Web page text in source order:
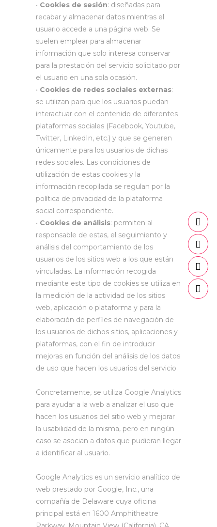
• Cookies de sesión: diseñadas para
recabar y almacenar datos mientras el
usuario accede a una página web. Se
suelen emplear para almacenar
información que solo interesa conservar
para la prestación del servicio solicitado por
el usuario en una sola ocasión.
• Cookies de redes sociales externas:
se utilizan para que los usuarios puedan
interactuar con el contenido de diferentes
plataformas sociales (Facebook, Youtube,
Twitter, LinkedIn, etc.) y que se generen
únicamente para los usuarios de dichas
redes sociales. Las condiciones de
utilización de estas cookies y la
información recopilada se regulan por la
política de privacidad de la plataforma
social correspondiente.
• Cookies de análisis: permiten al
responsable de estas, el seguimiento y
análisis del comportamiento de los
usuarios de los sitios web a los que están
vinculadas. La información recogida
mediante este tipo de cookies se utiliza en
la medición de la actividad de los sitios
web, aplicación o plataforma y para la
elaboración de perfiles de navegación de
los usuarios de dichos sitios, aplicaciones y
plataformas, con el fin de introducir
mejoras en función del análisis de los datos
de uso que hacen los usuarios del servicio.
Concretamente, se utiliza Google Analytics
para ayudar a la web a analizar el uso que
hacen los usuarios del sitio web y mejorar
la usabilidad de la misma, pero en ningún
caso se asocian a datos que pudieran llegar
a identificar al usuario.
Google Analytics es un servicio analítico de
web prestado por Google, Inc., una
compañía de Delaware cuya oficina
principal está en 1600 Amphitheatre